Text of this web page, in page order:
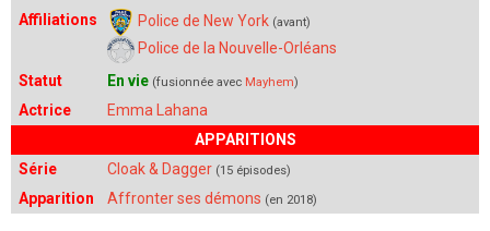
Affiliations
Police de New York (avant)
Police de la Nouvelle-Orléans
Statut
En vie (fusionnée avec Mayhem)
Actrice
Emma Lahana
APPARITIONS
Série
Cloak & Dagger (15 épisodes)
Apparition Affronter ses démons (en 2018)